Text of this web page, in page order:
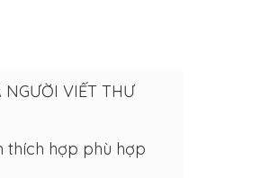
VIẾT THƯ
thích hợp phù hợp